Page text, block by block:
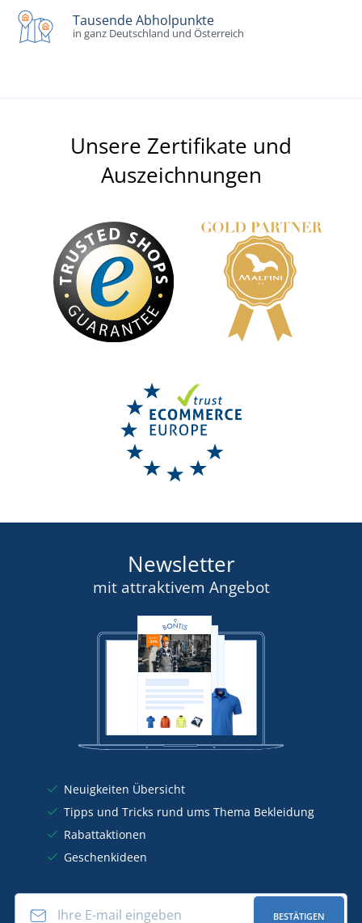
Tausende Abholpunkte
in ganz Deutschland und Österreich
Unsere Zertifikate und
Auszeichnungen
Newsletter
mit attraktivem Angebot
Neuigkeiten Übersicht
Tipps und Tricks rund ums Thema Bekleidung
Rabattaktionen
Geschenkideen
BESTÄTIGEN